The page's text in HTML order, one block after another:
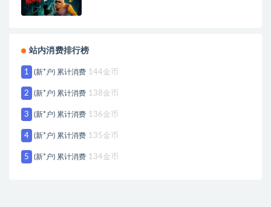
站内消费排行榜
1 (新*户) 累计消费 144金币
2 (新*户) 累计消费 138金币
3 (新*户) 累计消费 136金币
4 (新*户) 累计消费 135金币
5 (新*户) 累计消费 134金币